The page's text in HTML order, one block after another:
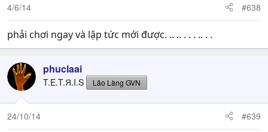
4/6/14 #638
phải chơi ngay và lập tức mới được. .. .. . . . .. . .
phuclaai
T.E.T.Я.I.S Lão Làng GVN
24/10/14 #639